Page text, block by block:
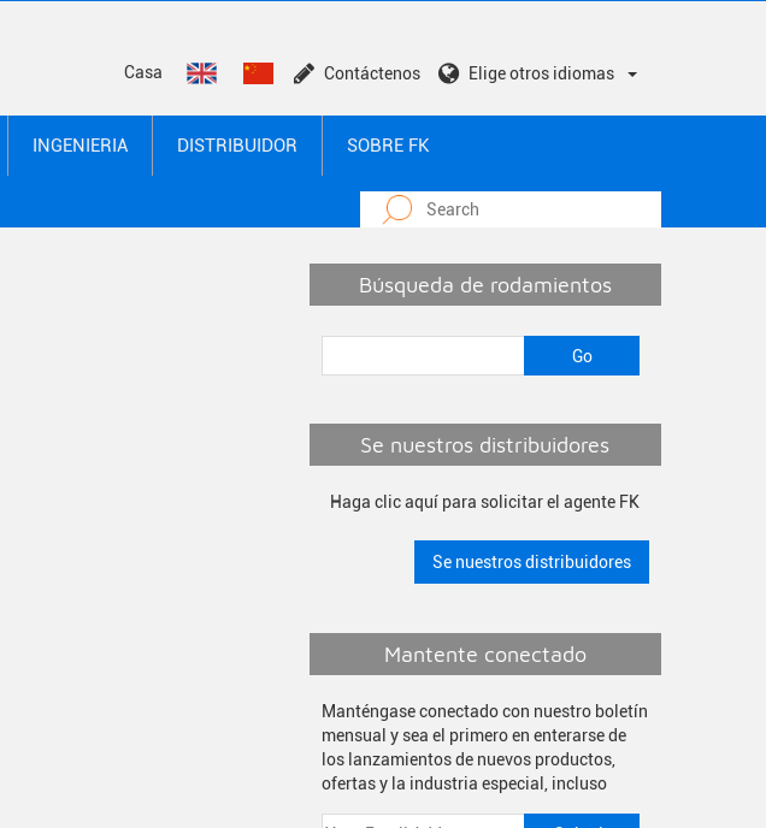
Casa Contáctenos Elige otros idiomas
INGENIERIA DISTRIBUIDOR SOBRE FK
Búsqueda de rodamientos
Se nuestros distribuidores
Haga clic aquí para solicitar el agente FK
Se nuestros distribuidores
Mantente conectado
Manténgase conectado con nuestro boletín
mensual y sea el primero en enterarse de
los lanzamientos de nuevos productos,
ofertas y la industria especial, incluso